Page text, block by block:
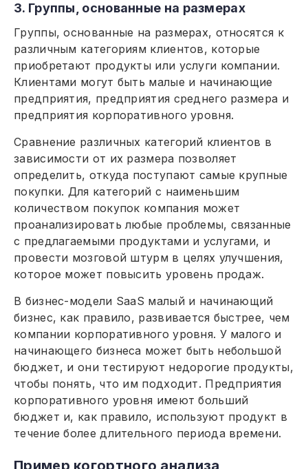
3. Группы, основанные на размерах
Группы, основанные на размерах, относятся к
различным категориям клиентов, которые
приобретают продукты или услуги компании.
Клиентами могут быть малые и начинающие
предприятия, предприятия среднего размера и
предприятия корпоративного уровня.
Сравнение различных категорий клиентов в
зависимости от их размера позволяет
определить, откуда поступают самые крупные
покупки. Для категорий с наименьшим
количеством покупок компания может
проанализировать любые проблемы, связанные
с предлагаемыми продуктами и услугами, и
провести мозговой штурм в целях улучшения,
которое может повысить уровень продаж.
В бизнес-модели SaaS малый и начинающий
бизнес, как правило, развивается быстрее, чем
компании корпоративного уровня. У малого и
начинающего бизнеса может быть небольшой
бюджет, и они тестируют недорогие продукты,
чтобы понять, что им подходит. Предприятия
корпоративного уровня имеют больший
бюджет и, как правило, используют продукт в
течение более длительного периода времени.